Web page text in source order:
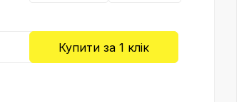
Купити за 1 клiк